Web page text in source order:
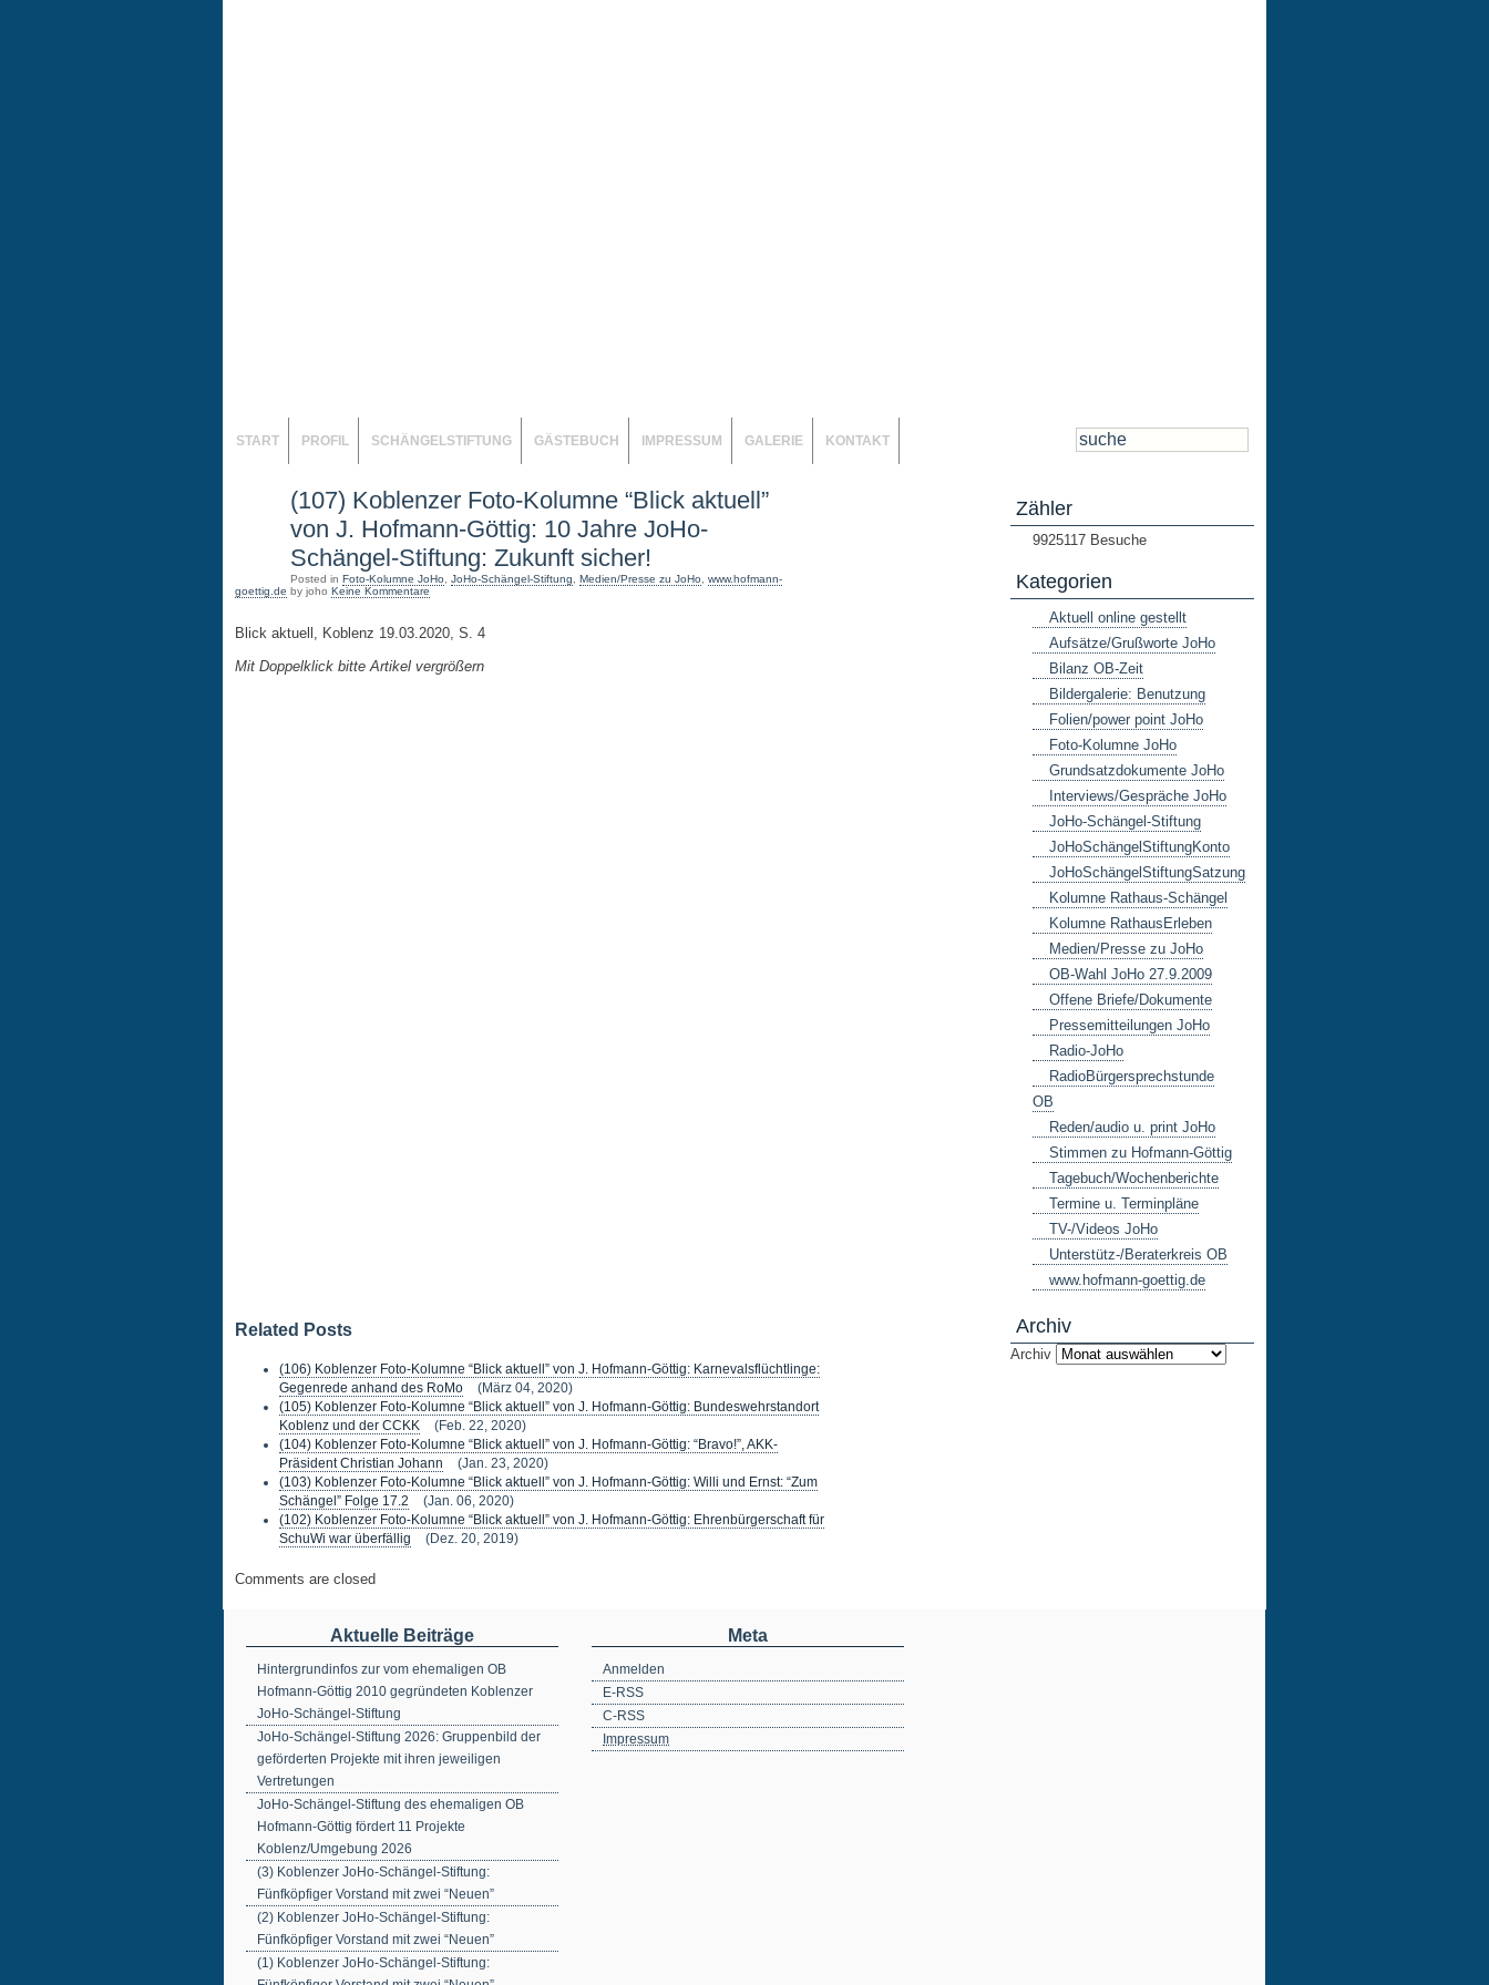
START PROFIL SCHÄNGELSTIFTUNG GÄSTEBUCH IMPRESSUM GALERIE KONTAKT
(107) Koblenzer Foto-Kolumne “Blick aktuell”
von J. Hofmann-Göttig: 10 Jahre JoHo-
Schängel-Stiftung: Zukunft sicher!
Posted in Foto-Kolumne JoHo JoHo-Schängel-Stiftung Medien/Presse zu JoHo
www.hofmann-
goettig.de by joho Keine Kommentare
Blick aktuell, Koblenz 19.03.2020, S. 4
Mit Doppelklick bitte Artikel vergrößern
Related Posts
(106) Koblenzer Foto-Kolumne “Blick aktuell” von J. Hofmann-Göttig: Karnevalsflüchtlinge:
Gegenrede anhand des RoMo
(März 04, 2020)
(105) Koblenzer Foto-Kolumne “Blick aktuell” von J. Hofmann-Göttig: Bundeswehrstandort
Koblenz und der CCKK
(Feb. 22, 2020)
(104) Koblenzer Foto-Kolumne “Blick aktuell” von J. Hofmann-Göttig: “Bravo!”, AKK-
Präsident Christian Johann
(Jan. 23, 2020)
(103) Koblenzer Foto-Kolumne “Blick aktuell” von J. Hofmann-Göttig: Willi und Ernst: “Zum
Schängel” Folge 17.2
(Jan. 06, 2020)
(102) Koblenzer Foto-Kolumne “Blick aktuell” von J. Hofmann-Göttig: Ehrenbürgerschaft für
SchuWi war überfällig
(Dez. 20, 2019)
Comments are closed
Zähler
9925117 Besuche
Kategorien
Aktuell online gestellt
Aufsätze/Grußworte JoHo
Bilanz OB-Zeit
Bildergalerie: Benutzung
Folien/power point JoHo
Foto-Kolumne JoHo
Grundsatzdokumente JoHo
Interviews/Gespräche JoHo
JoHo-Schängel-Stiftung
JoHoSchängelStiftungKonto
JoHoSchängelStiftungSatzung
Kolumne Rathaus-Schängel
Kolumne RathausErleben
Medien/Presse zu JoHo
OB-Wahl JoHo 27.9.2009
Offene Briefe/Dokumente
Pressemitteilungen JoHo
Radio-JoHo
RadioBürgersprechstunde
OB
Reden/audio u. print JoHo
Stimmen zu Hofmann-Göttig
Tagebuch/Wochenberichte
Termine u. Terminpläne
TV-/Videos JoHo
Unterstütz-/Beraterkreis OB
www.hofmann-goettig.de
Archiv
Archiv
Aktuelle Beiträge
Hintergrundinfos zur vom ehemaligen OB
Hofmann-Göttig 2010 gegründeten Koblenzer
JoHo-Schängel-Stiftung
JoHo-Schängel-Stiftung 2026: Gruppenbild der
geförderten Projekte mit ihren jeweiligen
Vertretungen
JoHo-Schängel-Stiftung des ehemaligen OB
Hofmann-Göttig fördert 11 Projekte
Koblenz/Umgebung 2026
(3) Koblenzer JoHo-Schängel-Stiftung:
Fünfköpfiger Vorstand mit zwei “Neuen”
(2) Koblenzer JoHo-Schängel-Stiftung:
Fünfköpfiger Vorstand mit zwei “Neuen”
(1) Koblenzer JoHo-Schängel-Stiftung:
Meta
Anmelden
E-RSS
C-RSS
Impressum